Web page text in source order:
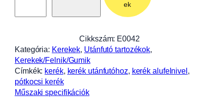
0
C
k
e
r
ek
Cikkszám: E0042
Kategória: Kerekek, Utánfutó tartozékok
Kerekek/Felnik/Gumik
Címkék: kerék, kerék utánfutóhoz, kerék alufelnivel
pótkocsi kerék
Műszaki specifikációk